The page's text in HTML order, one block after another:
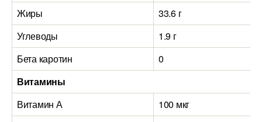
Жиры
33.6 г
Углеводы
1.9 г
Бета каротин
0
Витамины
Витамин А
100 мкг